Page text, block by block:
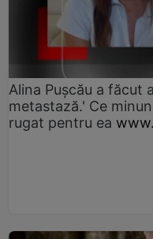
Alina Pușcău a făcut
metastază.' Ce
rugat pentru ea